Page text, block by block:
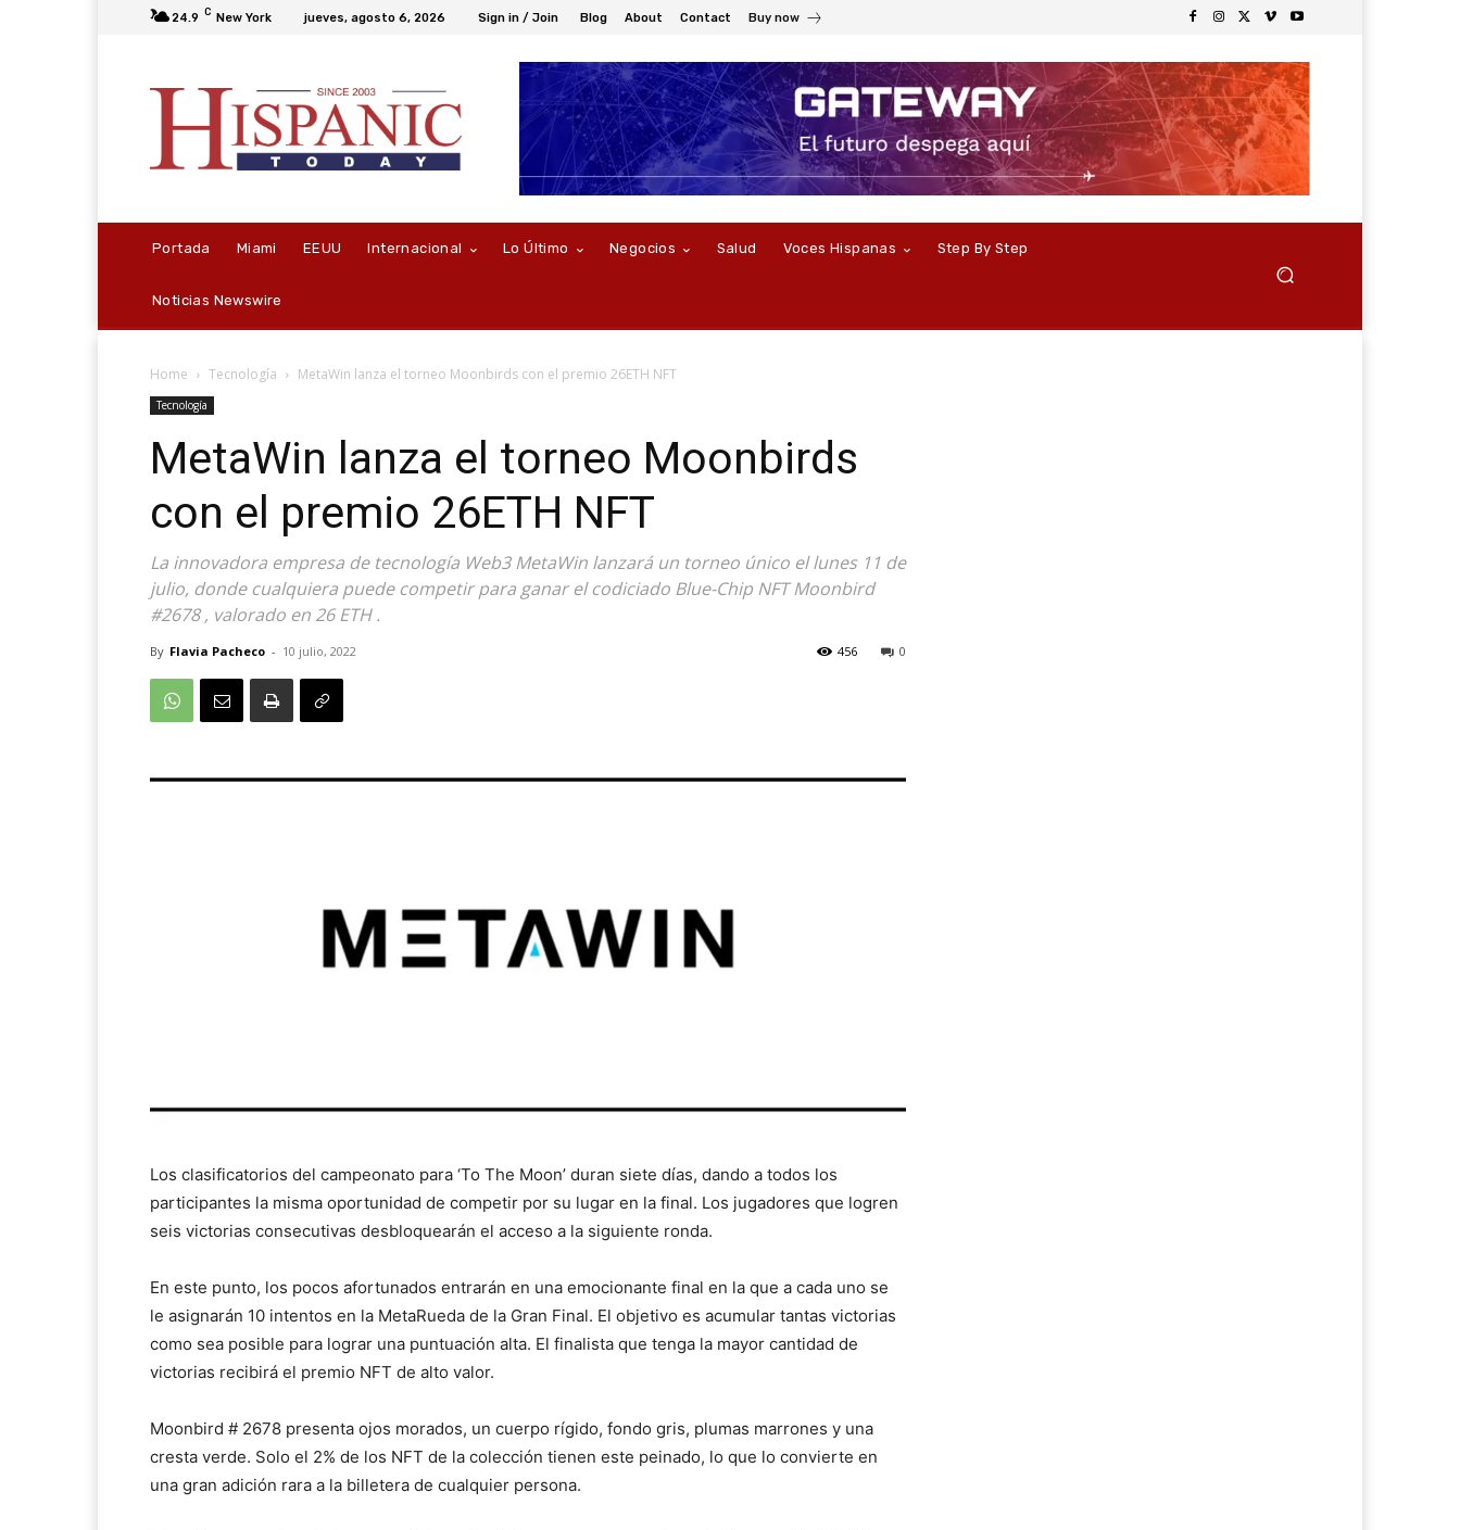
24.9 C New York jueves, agosto 6, 2026 Sign in / Join Blog About Contact Buy now
Portada Miami EEUU Internacional Lo Último Negocios Salud Voces Hispanas Step By Step
Noticias Newswire
Home Tecnología MetaWin lanza el torneo Moonbirds con el premio 26ETH NFT
Tecnología
MetaWin lanza el torneo Moonbirds
con el premio 26ETH NFT
La innovadora empresa de tecnología Web3 MetaWin lanzará un torneo único el lunes 11 de
julio, donde cualquiera puede competir para ganar el codiciado Blue-Chip NFT Moonbird
#2678 , valorado en 26 ETH .
By Flavia Pacheco - 10 julio, 2022 0
456
Los clasificatorios del campeonato para ‘To The Moon’ duran siete días, dando a todos los
participantes la misma oportunidad de competir por su lugar en la final. Los jugadores que logren
seis victorias consecutivas desbloquearán el acceso a la siguiente ronda.
En este punto, los pocos afortunados entrarán en una emocionante final en la que a cada uno se
le asignarán 10 intentos en la MetaRueda de la Gran Final. El objetivo es acumular tantas victorias
como sea posible para lograr una puntuación alta. El finalista que tenga la mayor cantidad de
victorias recibirá el premio NFT de alto valor.
Moonbird # 2678 presenta ojos morados, un cuerpo rígido, fondo gris, plumas marrones y una
cresta verde. Solo el 2% de los NFT de la colección tienen este peinado, lo que lo convierte en
una gran adición rara a la billetera de cualquier persona.